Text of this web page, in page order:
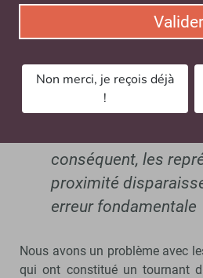
France.
Comment percevez-
IRP, depuis le début de
Le droit supplétif
conséquent, les
proximité
erreur fondamentale
Nous avons un problème avec
qui ont constitué un tournant
Valider
Non merci, je reçois déjà
!